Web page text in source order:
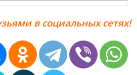
в социальных сетях!